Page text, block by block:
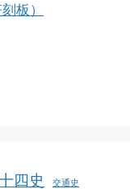
板）
四史 交通史